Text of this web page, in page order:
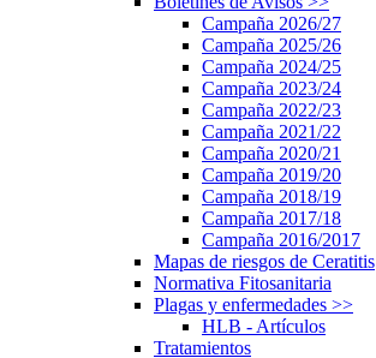
Campaña 2026/27
Campaña 2025/26
Campaña 2024/25
Campaña 2023/24
Campaña 2022/23
Campaña 2021/22
Campaña 2020/21
Campaña 2019/20
Campaña 2018/19
Campaña 2017/18
Campaña 2016/2017
Mapas de riesgos de Ceratitis
Normativa Fitosanitaria
Plagas y enfermedades >>
HLB - Artículos
Tratamientos